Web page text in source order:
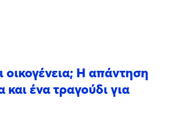
οικογένεια; Η απάντηση
και ένα τραγούδι για